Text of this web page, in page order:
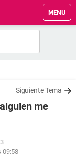
MENU
Siguiente Tema
me
09:58